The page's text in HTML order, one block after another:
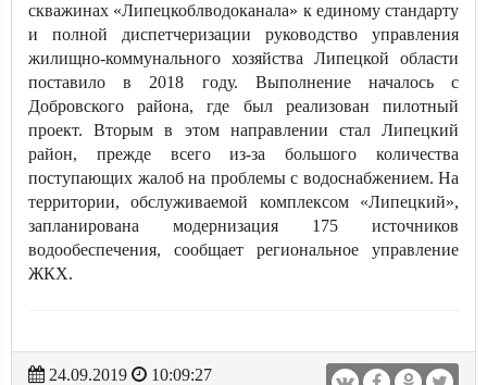
скважинах «Липецкоблводоканала» к единому стандарту
и полной диспетчеризации руководство управления
жилищно-коммунального хозяйства Липецкой области
поставило в 2018 году. Выполнение началось с
Добровского района, где был реализован пилотный
проект. Вторым в этом направлении стал Липецкий
район, прежде всего из-за большого количества
поступающих жалоб на проблемы с водоснабжением. На
территории, обслуживаемой комплексом «Липецкий»,
запланирована модернизация 175 источников
водообеспечения, сообщает региональное управление
ЖКХ.
24.09.2019
10:09:27